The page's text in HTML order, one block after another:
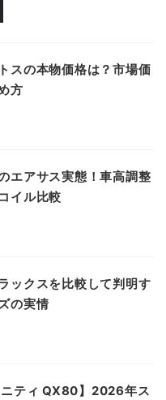
スの本物価格は？市場価
方
エアサス実態！車高調整
イル比較
ックスを比較して判明す
の実情
ニティ QX80】2026年ス